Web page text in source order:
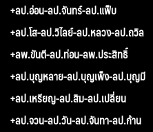
+ลป.อ่อน-ลป.จันทร์-ลป.แฟ็บ
+ลป.โส-ลป.วิไลย์-ลป.หลวง-ลป.ถวิล
+ลพ.ขันตี-ลป.ท่อน-ลพ.ประสิทธิ์
+ลป.บุญหลาย-ลป.บุญเพ็ง-ลป.บุญมี
+ลป.เหรียญ-ลป.สิม-ลป.เปลี่ยน
+ลป.จวน-ลป.วัน-ลป.จันทา-ลป.ก้าน